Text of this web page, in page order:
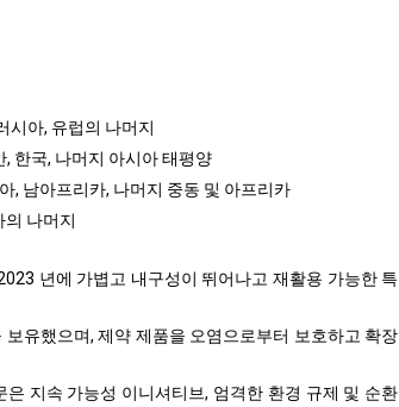
시아, 유럽의 나머지
, 한국, 나머지 아시아 태평양
, 남아프리카, 나머지 중동 및 아프리카
의 나머지
년에 가볍고 내구성이 뛰어나고 재활용 가능한 특
유했으며, 제약 제품을 오염으로부터 보호하고 확장
지속 가능성 이니셔티브, 엄격한 환경 규제 및 순환